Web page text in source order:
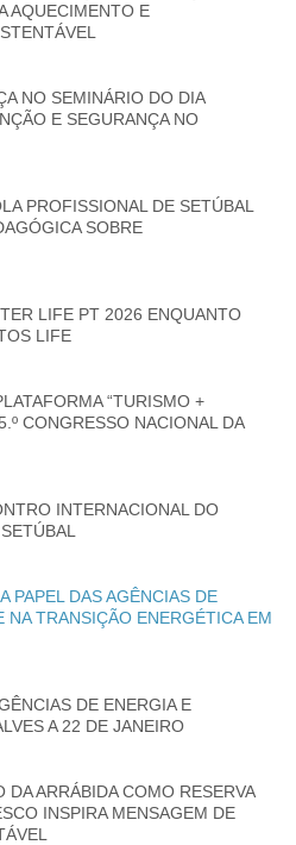
AQUECIMENTO E
NO SEMINÁRIO DO DIA
E SEGURANÇA NO
PROFISSIONAL DE SETÚBAL
SOBRE
LIFE PT 2026 ENQUANTO
LIFE
“TURISMO +
CONGRESSO NACIONAL DA
INTERNACIONAL DO
PAPEL DAS AGÊNCIAS DE
NA TRANSIÇÃO ENERGÉTICA EM
DE ENERGIA E
A 22 DE JANEIRO
ARRÁBIDA COMO RESERVA
INSPIRA MENSAGEM DE